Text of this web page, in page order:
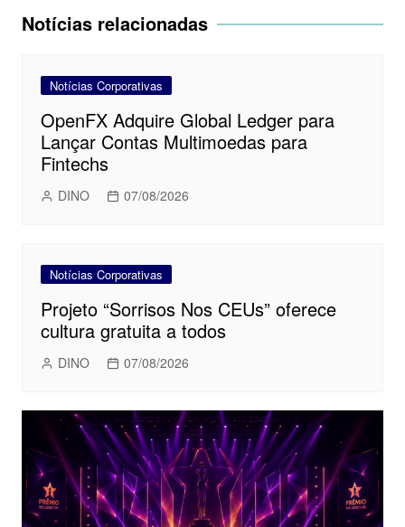
Post
Notícias relacionadas
Notícias Corporativas
OpenFX Adquire Global Ledger para
Lançar Contas Multimoedas para
Fintechs
DINO 07/08/2026
Notícias Corporativas
Projeto “Sorrisos Nos CEUs” oferece
cultura gratuita a todos
DINO 07/08/2026